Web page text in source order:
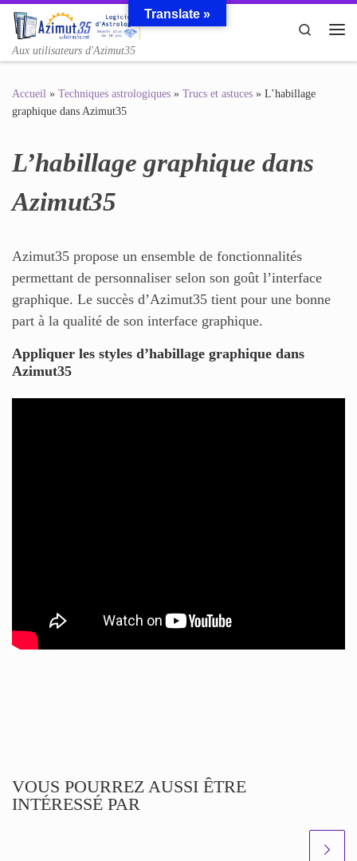
Passer au contenu
Aux utilisateurs d'Azimut35
Search
Accueil » Techniques astrologiques » Trucs et astuces » L’habillage
graphique dans Azimut35
L’habillage graphique dans
Azimut35
Azimut35 propose un ensemble de fonctionnalités
permettant de personnaliser selon son goût l’interface
graphique. Le succès d’Azimut35 tient pour une bonne
part à la qualité de son interface graphique.
Appliquer les styles d’habillage graphique dans
Azimut35
VOUS POURREZ AUSSI ÊTRE
INTÉRESSÉ PAR
Translate »